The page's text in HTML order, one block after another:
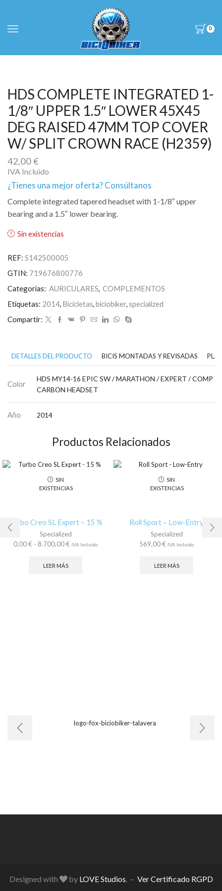
0
HDS COMPLETE INTEGRATED 1-
1/8″ UPPER 1.5″ LOWER 45X45
DEG RAISED 47MM TOP COVER
W/ SPLIT CROWN RACE (H2359)
42,00€
IVA Incluido
¿Tienes una mejor oferta? Consúltanos
Complete integrated tapered headset with 1-1/8″ upper
bearing and a 1.5″ lower bearing.
Sin existencias
REF: S142500005
GTIN: 719676800776
Categorías: AURICULARES, COMPLEMENTOS
Etiquetas: 2014, Bicicletas,biciobiker,specialized
Compartir:
DETALLES DEL PRODUCTO BICIS MONTADAS Y REVISADAS
Color
HDS MY14-16 EPIC SW / MARATHON / EXPERT / COMP
CARBON HEADSET
Año 2014
Productos Relacionados
SIN
EXISTENCIAS
Turbo Creo SL Expert – 15 %
Specialized
0,00€ - 8.700,00€ Rango
IVA Incluido
LEER MÁS
SIN
EXISTENCIAS
Roll Sport – Low-Entry
Specialized
569,00€ IVA Incluido
LEER MÁS
Designed with by LOVE Studios . – Ver Certificado RGPD